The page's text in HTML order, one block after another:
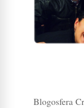
Blogosfera